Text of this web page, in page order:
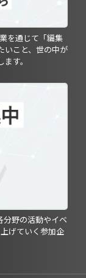
を通じて「編集
いこと、世の中が
す。
分野の活動やイベ
げていく参加企